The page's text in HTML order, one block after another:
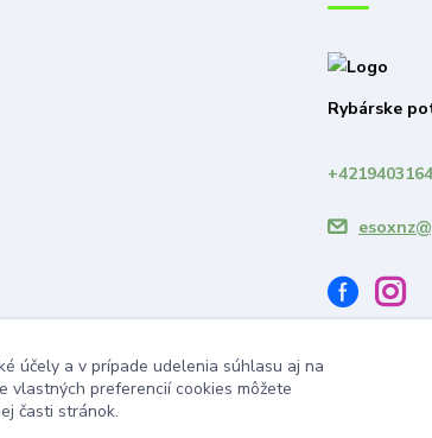
Rybárske
účely a v prípade udelenia súhlasu aj na
vlastných preferencií cookies môžete
časti stránok.